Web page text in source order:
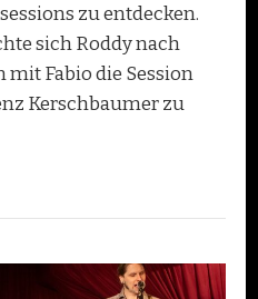
zu entdecken.
sich Roddy nach
Fabio die Session
Kerschbaumer zu